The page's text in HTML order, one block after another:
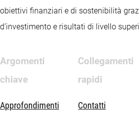
obiettivi finanziari e di sostenibilità
d’investimento e risultati di livello
Argomenti
chiave
Approfondimenti
Collegamenti
rapidi
Contatti